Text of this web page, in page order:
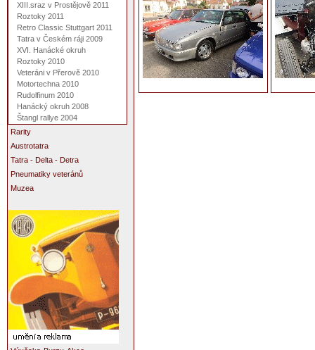
XIII.sraz v Prostějově 2011
Roztoky 2011
Retro Classic Stuttgart 2011
Tatra v Českém ráji 2009
XVI. Hanácké okruh
Roztoky 2010
Veteráni v Přerově 2010
Motortechna 2010
Rudolfinum 2010
Hanácký okruh 2008
Štangl rallye 2004
Rarity
Austrotatra
Tatra - Delta - Detra
Pneumatiky veteránů
Muzea